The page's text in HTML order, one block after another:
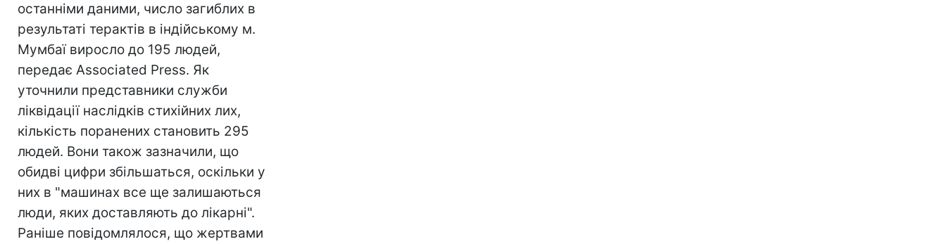
останніми даними, число загиблих в
результаті терактів в індійському м.
Мумбаї виросло до 195 людей,
передає Associated Press. Як
уточнили представники служби
ліквідації наслідків стихійних лих,
кількість поранених становить 295
людей. Вони також зазначили, що
обидві цифри збільшаться, оскільки у
них в "машинах все ще залишаються
люди, яких доставляють до лікарні".
Раніше повідомлялося, що жертвами